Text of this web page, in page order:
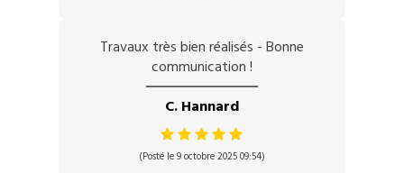
Travaux très bien réalisés - Bonne
communication !
C. Hannard
(Posté le 9 octobre 2025 09:54)